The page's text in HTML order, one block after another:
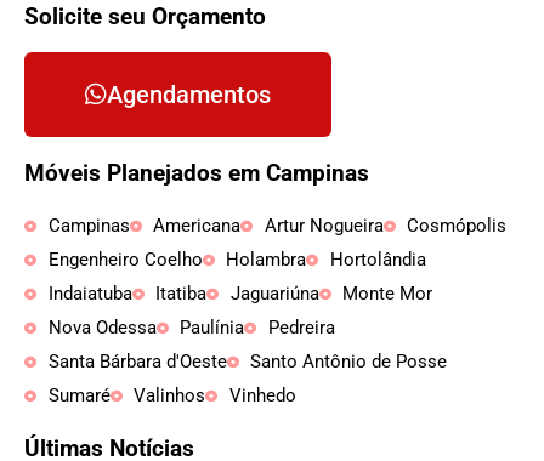
Solicite seu Orçamento
Agendamentos
Móveis Planejados em Campinas
Campinas Americana Artur Nogueira
Cosmópolis
Engenheiro Coelho
Holambra
Hortolândia
Indaiatuba
Itatiba Jaguariúna
Monte Mor
Nova Odessa
Paulínia
Pedreira
Santa Bárbara d'Oeste
Santo Antônio de Posse
Sumaré
Valinhos Vinhedo
Últimas Notícias